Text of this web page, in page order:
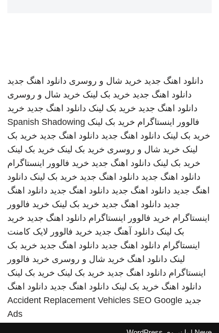
دانلود اهنگ جدید خرید شال و روسری دانلود اهنگ جدید
دانلود اهنگ جدید خرید بک لینک خرید شال و روسری
دانلود اهنگ جدید خرید بک لینک دانلود اهنگ جدید خرید
فالوور اینستاگرام خرید بک لینک Spanish Shadowing
خرید بک لینک دانلود اهنگ جدید دانلود اهنگ جدید خرید بک
لینک خرید شال و روسری خرید بک لینک خرید بک لینک
خرید بک لینک دانلود اهنگ جدید خرید فالوور اینستاگرام
دانلود اهنگ جدید دانلود اهنگ جدید خرید بک لینک دانلود
اهنگ جدید دانلود اهنگ جدید دانلود اهنگ جدید دانلود اهنگ
جدید دانلود اهنگ جدید خرید بک لینک خرید فالوور
اینستاگرام خرید فالوور اینستاگرام دانلود اهنگ جدید خرید
بک لینک دانلود آهنگ جدید خرید فالوور لایک کامنت
اینستاگرام دانلود اهنگ جدید دانلود اهنگ جدید خرید بک
لینک دانلود اهنگ خرید شال و روسری خرید فالوور
اینستاگرام دانلود اهنگ جدید خرید بک لینک خرید بک لینک
دانلود اهنگ خرید بک لینک دانلود اهنگ جدید دانلود اهنگ
جدید
Accident Replacement Vehicles SEO Google
Ads